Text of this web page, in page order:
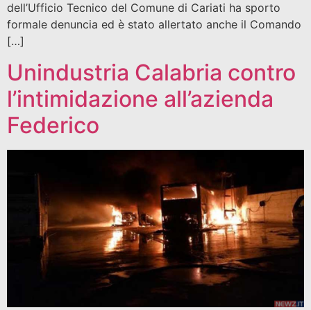
dell’Ufficio Tecnico del Comune di Cariati ha sporto
formale denuncia ed è stato allertato anche il Comando
[…]
Unindustria Calabria contro
l’intimidazione all’azienda
Federico